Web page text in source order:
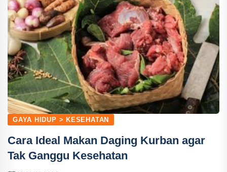
GAYA HIDUP > KESEHATAN
Cara Ideal Makan Daging Kurban agar
Tak Ganggu Kesehatan